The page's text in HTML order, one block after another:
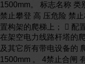
1500mm。 标志名称 类
禁止攀登 高 压危险 禁
置构架的爬梯上；  配
在架空电力线路杆塔的
及其它所有带电设备的
1500mm 。 4禁止合闸